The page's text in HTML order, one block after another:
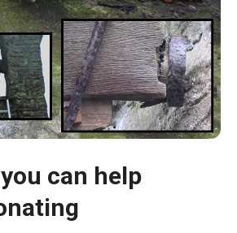
can help